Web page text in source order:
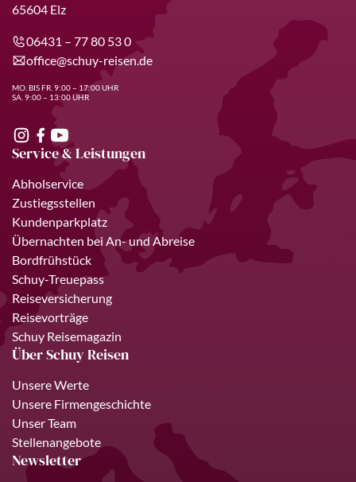
65604 Elz
06431 – 77 80 53 0
office@schuy-reisen.de
MO. BIS FR. 9:00 – 17:00 UHR
SA. 9:00 – 13:00 UHR
Service & Leistungen
Abholservice
Zustiegsstellen
Kundenparkplatz
Übernachten bei An- und Abreise
Bordfrühstück
Schuy-Treuepass
Reiseversicherung
Reisevorträge
Schuy Reisemagazin
Über Schuy Reisen
Unsere Werte
Unsere Firmengeschichte
Unser Team
Stellenangebote
Newsletter